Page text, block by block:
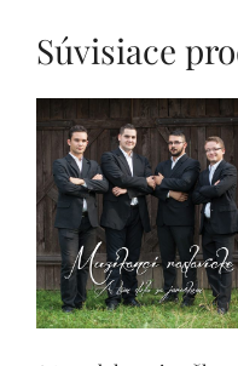
Súvisiace